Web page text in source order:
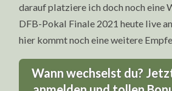
darauf platziere ich doch noch eine
DFB-Pokal Finale 2021 heute live
hier kommt noch eine weitere
Wann wechselst du?